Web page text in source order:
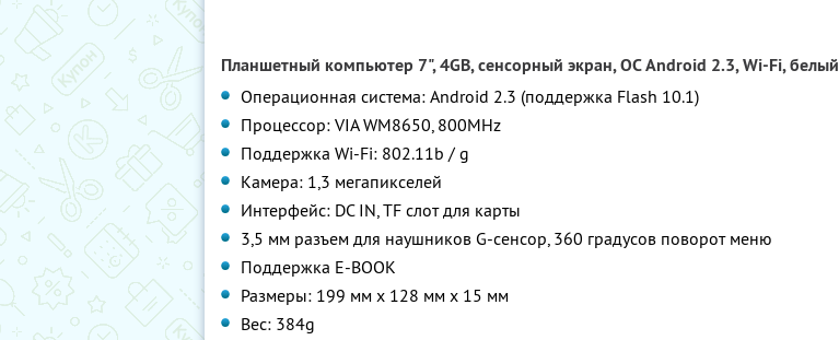
Планшетный компьютер 7", 4GB, сенсорный экран, ОС Android 2.3, Wi-Fi, белый
Операционная система: Android 2.3 (поддержка Flash 10.1)
Процессор: VIA WM8650, 800MHz
Поддержка Wi-Fi: 802.11b / g
Камера: 1,3 мегапикселей
Интерфейс: DC IN, TF слот для карты
3,5 мм разъем для наушников G-сенсор, 360 градусов поворот меню
Поддержка E-BOOK
Размеры: 199 мм х 128 мм х 15 мм
Вес: 384g